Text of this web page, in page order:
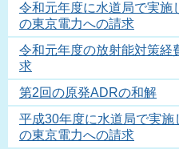
令和元年度に水道局で実施
の東京電力への請求
令和元年度の放射能対策経
求
第2回の原発ADRの和解
平成30年度に水道局で実施
の東京電力への請求